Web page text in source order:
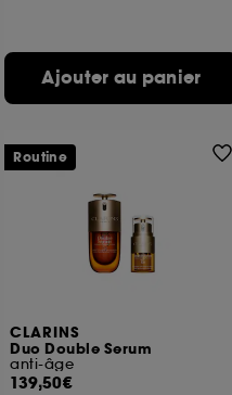
Ajouter au panier
CLARINS
Duo Double Serum
anti-âge
139,50€
Routine